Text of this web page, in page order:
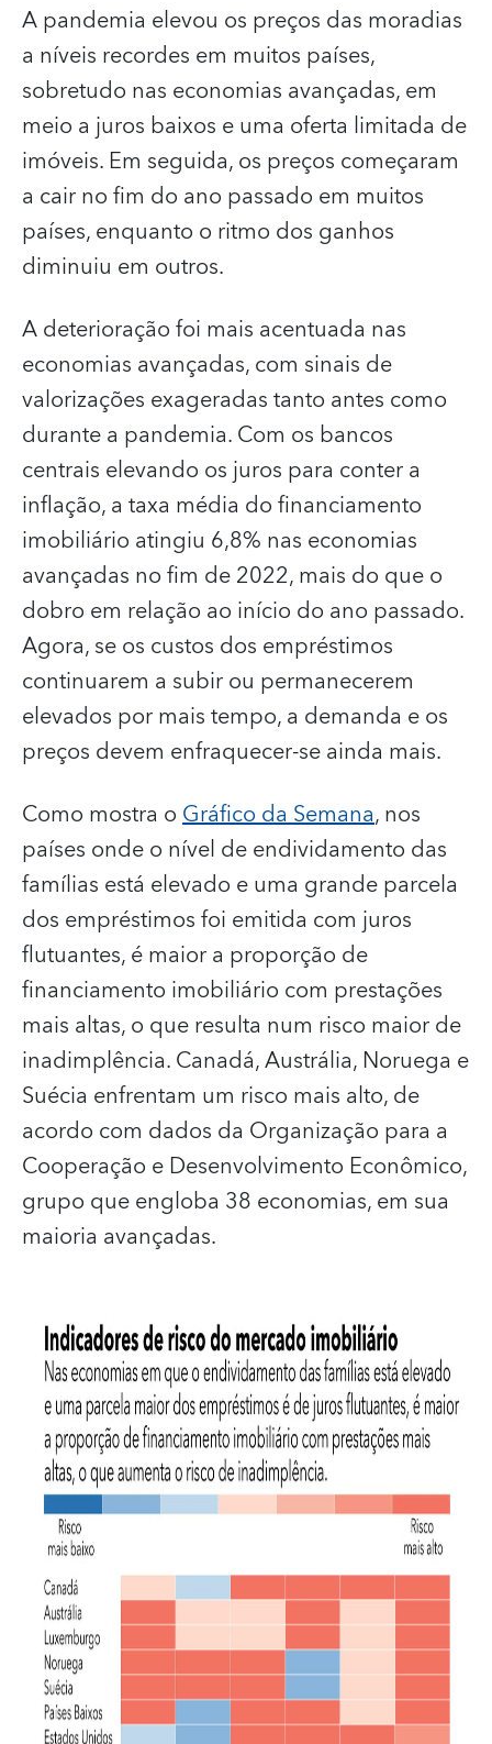
A pandemia elevou os preços das moradias
a níveis recordes em muitos países,
sobretudo nas economias avançadas, em
meio a juros baixos e uma oferta limitada de
imóveis. Em seguida, os preços começaram
a cair no fim do ano passado em muitos
países, enquanto o ritmo dos ganhos
diminuiu em outros.
A deterioração foi mais acentuada nas
economias avançadas, com sinais de
valorizações exageradas tanto antes como
durante a pandemia. Com os bancos
centrais elevando os juros para conter a
inflação, a taxa média do financiamento
imobiliário atingiu 6,8% nas economias
avançadas no fim de 2022, mais do que o
dobro em relação ao início do ano passado.
Agora, se os custos dos empréstimos
continuarem a subir ou permanecerem
elevados por mais tempo, a demanda e os
preços devem enfraquecer-se ainda mais.
Como mostra oGráfico da Semana, nos
países onde o nível de endividamento das
famílias está elevado e uma grande parcela
dos empréstimos foi emitida com juros
flutuantes, é maior a proporção de
financiamento imobiliário com prestações
mais altas, o que resulta num risco maior de
inadimplência. Canadá, Austrália, Noruega e
Suécia enfrentam um risco mais alto, de
acordo com dados da Organização para a
Cooperação e Desenvolvimento Econômico,
grupo que engloba 38 economias, em sua
maioria avançadas.